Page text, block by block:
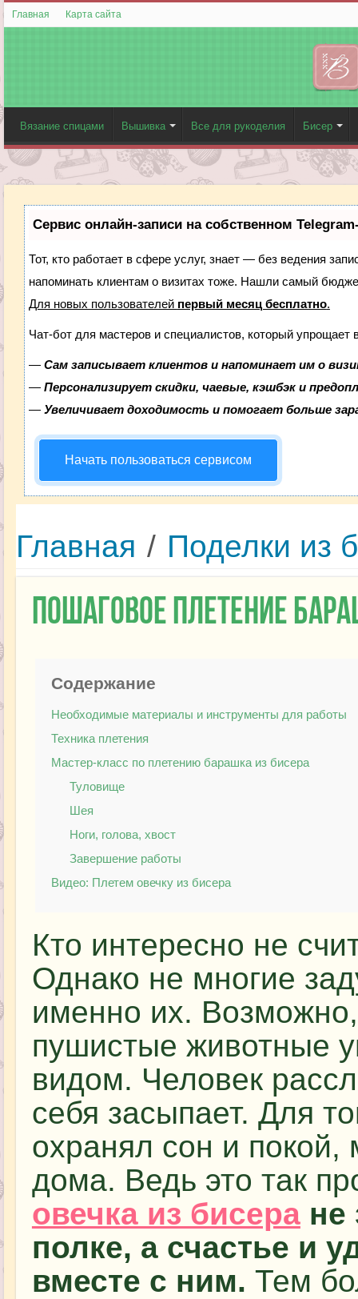
Главная Карта сайта
Вязание спицами Вышивка Все для рукоделия Бисер
Сервис онлайн-записи на собственном
Тот, кто работает в сфере услуг, знает — без ведения
напоминать клиентам о визитах тоже. Нашли самый
Для новых пользователей первый месяц бесплатно.
Чат-бот для мастеров и специалистов, который упрощает
— Сам записывает клиентов и напоминает им о
— Персонализирует скидки, чаевые, кэшбэк и
— Увеличивает доходимость и помогает больше
Начать пользоваться сервисом
Главная / Поделки из
Пошаговое плетение
Содержание
Необходимые материалы и инструменты для работы
Техника плетения
Мастер-класс по плетению барашка из бисера
Туловище
Шея
Ноги, голова, хвост
Завершение работы
Видео: Плетем овечку из бисера
Кто интересно не
Однако не многие
именно их.
пушистые животные
видом. Человек
себя засыпает. Для
охранял сон и покой,
дома. Ведь это так
овечка из бисеране
полке, а счастье и
вместе с ним. Тем